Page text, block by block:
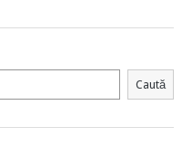
Caută